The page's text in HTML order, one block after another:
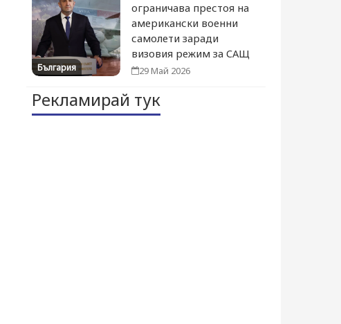
България
ограничава престоя на
американски военни
самолети заради
визовия режим за САЩ
29 Май 2026
Рекламирай тук